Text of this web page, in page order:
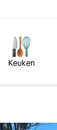
het showterrein.
een minuut
een bakkerij,
Keuken